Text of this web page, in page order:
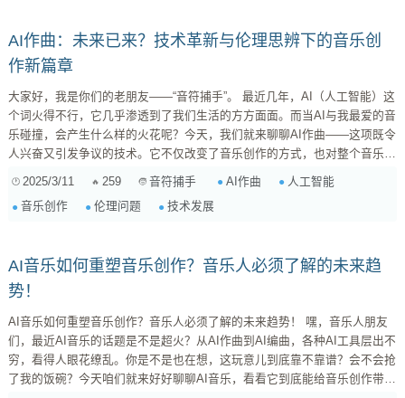
AI作曲：未来已来？技术革新与伦理思辨下的音乐创
作新篇章
大家好，我是你们的老朋友——“音符捕手”。 最近几年，AI（人工智能）这
个词火得不行，它几乎渗透到了我们生活的方方面面。而当AI与我最爱的音
乐碰撞，会产生什么样的火花呢？今天，我们就来聊聊AI作曲——这项既令
人兴奋又引发争议的技术。它不仅改变了音乐创作的方式，也对整个音乐产
问题，希望能给大家带来一些思考。 一、AI作曲的崛起：技术革新与发展
历程 1.1 什么是AI作曲？ 简单来说，AI作曲就是利用人工智能技术来创作
2025/3/11 259 音符捕手 AI作曲
人工智能
音乐创作
伦理问题 技术发展
AI音乐如何重塑音乐创作？音乐人必须了解的未来趋
势！
AI音乐如何重塑音乐创作？音乐人必须了解的未来趋势！ 嘿，音乐人朋友
们，最近AI音乐的话题是不是超火？从AI作曲到AI编曲，各种AI工具层出不
穷，看得人眼花缭乱。你是不是也在想，这玩意儿到底靠不靠谱？会不会抢
了我的饭碗？今天咱们就来好好聊聊AI音乐，看看它到底能给音乐创作带来